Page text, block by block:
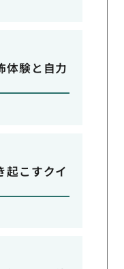
体験と自力
起こすクイ